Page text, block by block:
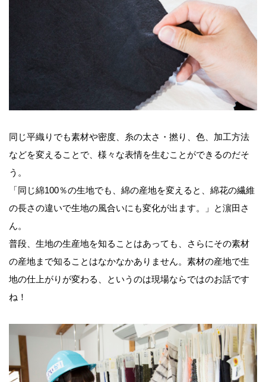
同じ平織りでも素材や密度、糸の太さ・撚り、色、加工方法
などを変えることで、様々な表情を生むことができるのだそ
う。
「同じ綿100％の生地でも、綿の産地を変えると、綿花の繊維
の長さの違いで生地の風合いにも変化が出ます。」と濵田さ
ん。
普段、生地の生産地を知ることはあっても、さらにその素材
の産地まで知ることはなかなかありません。素材の産地で生
地の仕上がりが変わる、というのは現場ならではのお話です
ね！